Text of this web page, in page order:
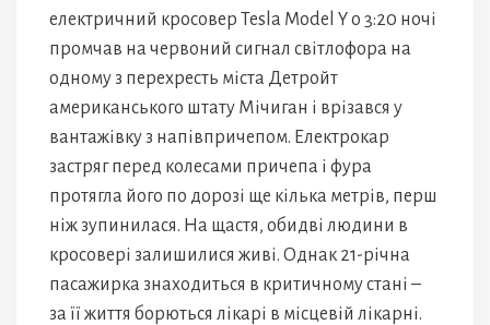
електричний кросовер Tesla Model Y о 3:20 ночі
промчав на червоний сигнал світлофора на
одному з перехресть міста Детройт
американського штату Мічиган і врізався у
вантажівку з напівпричепом. Електрокар
застряг перед колесами причепа і фура
протягла його по дорозі ще кілька метрів, перш
ніж зупинилася. На щастя, обидві людини в
кросовері залишилися живі. Однак 21-річна
пасажирка знаходиться в критичному стані –
за її життя борються лікарі в місцевій лікарні.